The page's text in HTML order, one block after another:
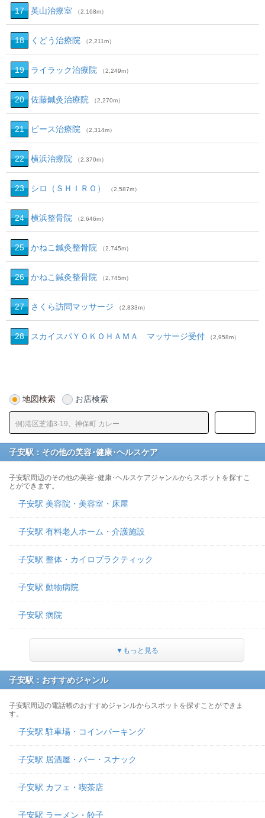
17 英山治療室 （2,168m）
18 くどう治療院 （2,211m）
19 ライラック治療院 （2,249m）
20 佐藤鍼灸治療院 （2,270m）
21 ピース治療院 （2,314m）
22 横浜治療院 （2,370m）
23 シロ（ＳＨＩＲＯ） （2,587m）
24 横浜整骨院 （2,646m）
25 かねこ鍼灸整骨院 （2,745m）
26 かねこ鍼灸整骨院 （2,745m）
27 さくら訪問マッサージ （2,833m）
28 スカイスパＹＯＫＯＨＡＭＡ マッサージ受付 （2,958m）
地図検索 お店検索
子安駅：その他の美容･健康･ヘルスケア
子安駅周辺のその他の美容･健康･ヘルスケアジャンルからスポットを探すこ
とができます。
子安駅 美容院・美容室・床屋
子安駅 有料老人ホーム・介護施設
子安駅 整体・カイロプラクティック
子安駅 動物病院
子安駅 病院
▼もっと見る
子安駅：おすすめジャンル
子安駅周辺の電話帳のおすすめジャンルからスポットを探すことができま
す。
子安駅 駐車場・コインパーキング
子安駅 居酒屋・バー・スナック
子安駅 カフェ・喫茶店
子安駅 ラーメン・餃子